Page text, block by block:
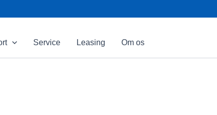
Service Leasing Om os